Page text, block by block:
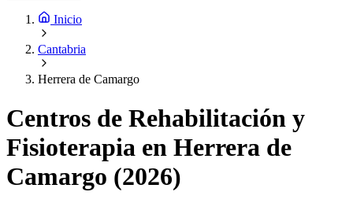
Inicio
Cantabria
Herrera de Camargo
Centros de Rehabilitación y
Fisioterapia en Herrera de
Camargo (2026)